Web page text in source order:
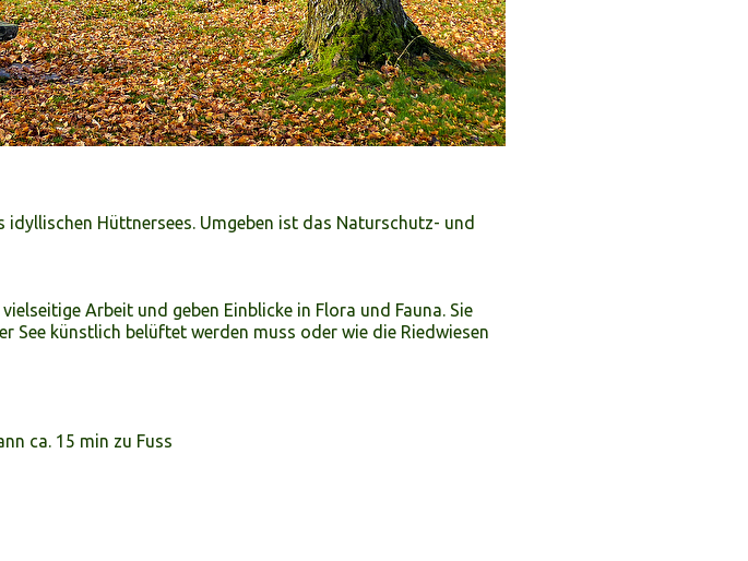
Hüttnersees. Umgeben ist das Naturschutz- und
Arbeit und geben Einblicke in Flora und Fauna. Sie
See künstlich belüftet werden muss oder wie die Riedwiesen
ca. 15 min zu Fuss